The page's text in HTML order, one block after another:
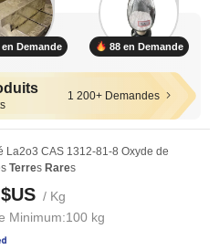
en Demande 88 en Demande
1 200+ Demandes
La2o3 CAS 1312-81-8 Oxyde de
Terres Rares
/ Kg
Minimum:100 kg